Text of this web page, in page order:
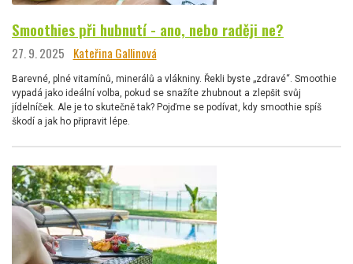
Smoothies při hubnutí - ano, nebo raději ne?
27. 9. 2025 Kateřina Gallinová
Barevné, plné vitamínů, minerálů a vlákniny. Řekli byste „zdravé“. Smoothie
vypadá jako ideální volba, pokud se snažíte zhubnout a zlepšit svůj
jídelníček. Ale je to skutečně tak? Pojďme se podívat, kdy smoothie spíš
škodí a jak ho připravit lépe.